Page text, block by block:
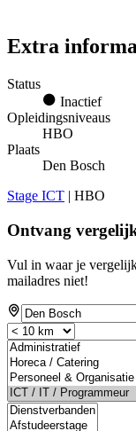
Extra
Status
Inactief
Opleidingsniveaus
HBO
Plaats
Den Bosch
Stage ICT | HBO
Ontvang
Vul in waar je
mailadres niet!